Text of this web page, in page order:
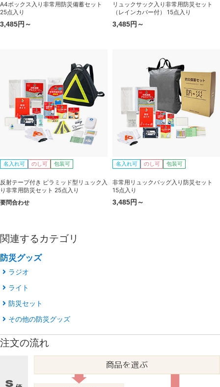
A4ボックス入り非常用防災備蓄セット
25点入り
3,485円～
リュックサック入り非常用防災セット
（レインカバー付） 15点入り
3,485円～
名入れ可 のし可 包装可
反射テープ付き ピラミッド型リュック入
り非常用防災セット 25点入り
要問合わせ
名入れ可 のし可 包装可
非常用リュックバッグ入り防災セット
15点入り
3,485円～
関連するカテゴリ
防災グッズ
ラジオ
ライト
防災セット
その他の防災グッズ
注文の流れ